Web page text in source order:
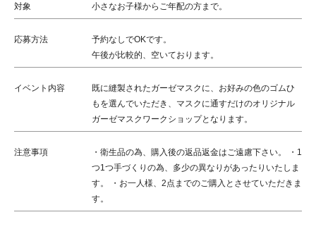
対象 小さなお子様からご年配の方まで。
応募方法
予約なしでOKです。
午後が比較的、空いております。
イベント内容
既に縫製されたガーゼマスクに、お好みの色のゴムひ
もを選んでいただき、マスクに通すだけのオリジナル
ガーゼマスクワークショップとなります。
注意事項
・衛生品の為、購入後の返品返金はご遠慮下さい。 ・1
つ1つ手づくりの為、多少の異なりがあったりいたしま
す。 ・お一人様、2点までのご購入とさせていただきま
す。